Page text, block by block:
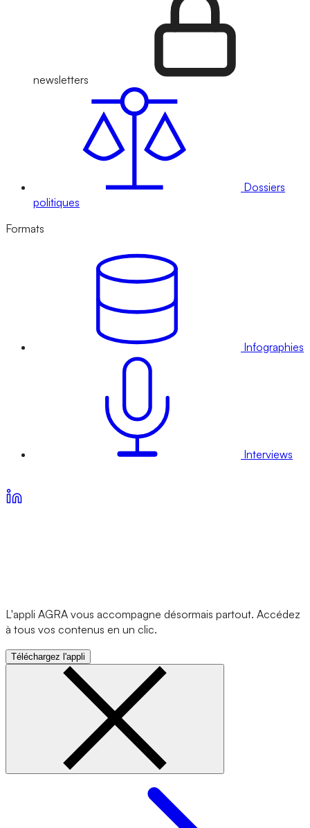
newsletters
Dossiers
politiques
Formats
Infographies
Interviews
L'appli AGRA vous accompagne désormais partout. Accédez
à tous vos contenus en un clic.
Téléchargez l'appli